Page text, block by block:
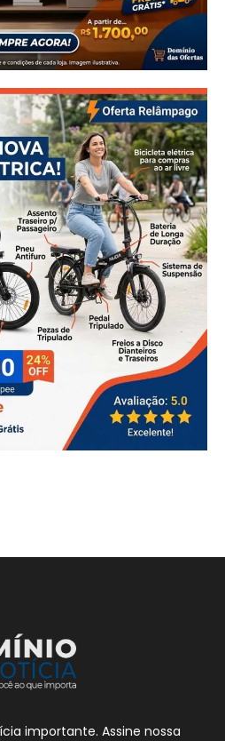
importante. Assine nossa